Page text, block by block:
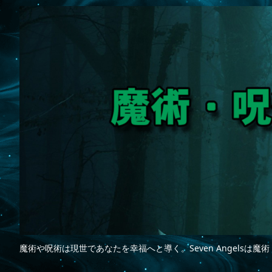
魔術や呪術は現世であなたを幸福へと導く。Seven Angelsは魔